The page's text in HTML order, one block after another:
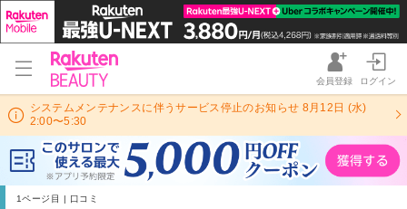
会員登録 ログイン
システムメンテナンスに伴うサービス停止のお知らせ 8月12日 (水)
2:00〜5:30
1ページ目 | 口コミ